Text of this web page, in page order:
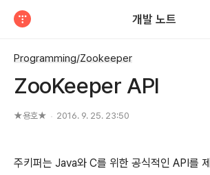
개발 노트
Programming/Zookeeper
ZooKeeper API
★용호★ 2016. 9. 25. 23:50
주키퍼는 Java와 C를 위한 공식적인 API를